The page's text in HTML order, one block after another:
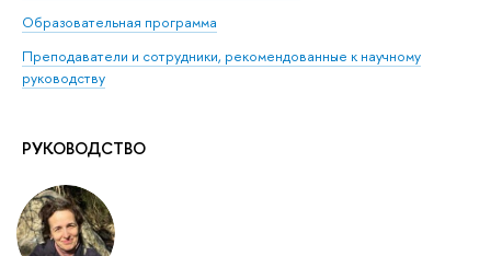
Образовательная программа
Преподаватели и сотрудники, рекомендованные к научному
руководству
РУКОВОДСТВО